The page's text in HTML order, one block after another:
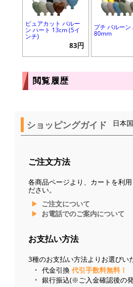
ピュアカット バルー
ン ハート 13cm (5イ
ンチ)
83円
プチ バルーン
80mm
閲覧履歴
ショッピングガイド 日本
ご注文方法
各商品ページより、カートを利用
ださい。
ご注文について
お電話でのご案内について
お支払い方法
3種のお支払い方法よりお選びい
代金引換 代引手数料無料！
銀行振込(※ご入金確認後の